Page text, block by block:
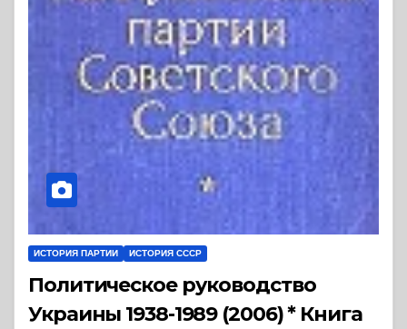
ИСТОРИЯ ПАРТИИ ИСТОРИЯ СССР
Политическое руководство
Украины 1938-1989 (2006) * Книга